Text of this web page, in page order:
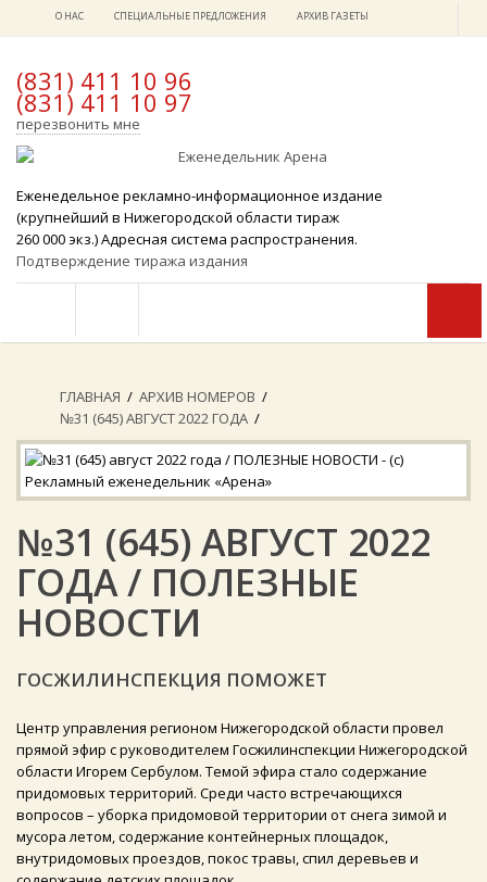
О НАС СПЕЦИАЛЬНЫЕ ПРЕДЛОЖЕНИЯ АРХИВ ГАЗЕТЫ
x
(831) 411 10 96
(831) 411 10 97
перезвонить мне
Еженедельное рекламно-информационное издание
(крупнейший в Нижегородской области тираж
260 000 экз.) Адресная система распространения.
Подтверждение тиража издания
ГЛАВНАЯ / АРХИВ НОМЕРОВ /
№31 (645) АВГУСТ 2022 ГОДА /
№31 (645) АВГУСТ 2022
ГОДА / ПОЛЕЗНЫЕ
НОВОСТИ
ГОСЖИЛИНСПЕКЦИЯ ПОМОЖЕТ
Центр управления регионом Нижегородской области провел
прямой эфир с руководителем Госжилинспекции Нижегородской
области Игорем Сербулом. Темой эфира стало содержание
придомовых территорий. Среди часто встречающихся
вопросов – уборка придомовой территории от снега зимой и
мусора летом, содержание контейнерных площадок,
внутридомовых проездов, покос травы, спил деревьев и